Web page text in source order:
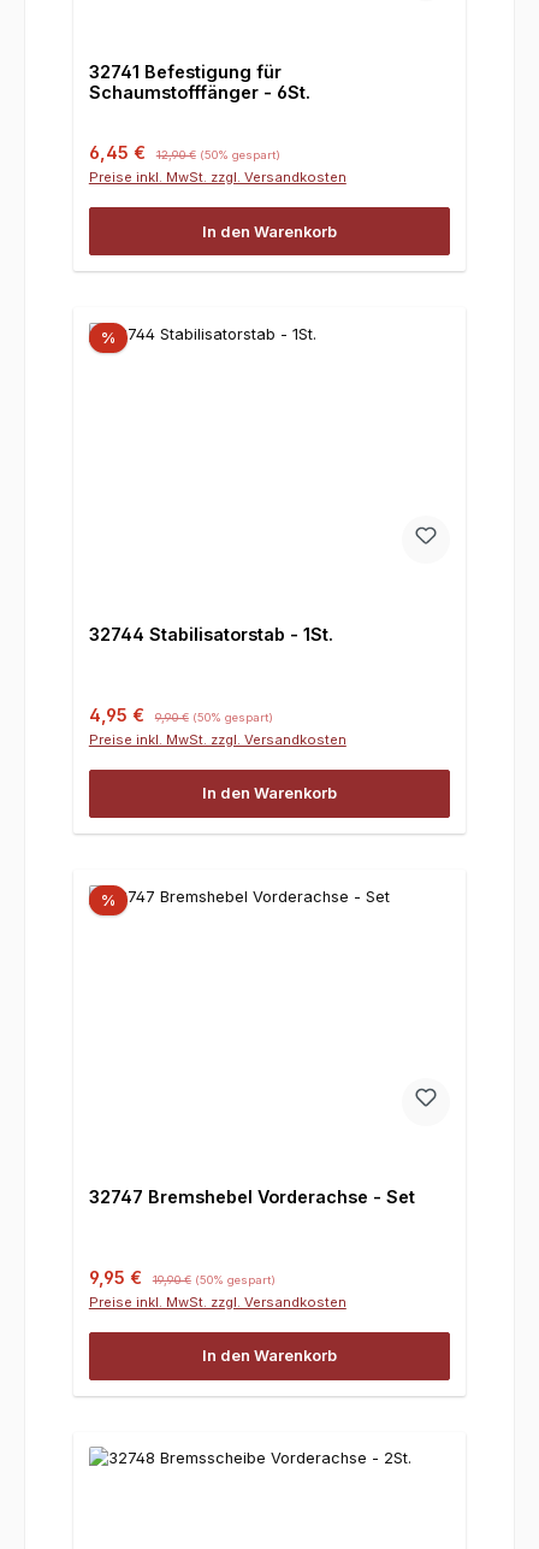
32741 Befestigung für
Schaumstofffänger - 6St.
Verkaufspreis:
6,45 € 12,90 € (50% gespart)
Preise inkl. MwSt. zzgl. Versandkosten
In den Warenkorb
%
32744 Stabilisatorstab - 1St.
Verkaufspreis:
4,95 € 9,90 € (50% gespart)
Preise inkl. MwSt. zzgl. Versandkosten
In den Warenkorb
%
32747 Bremshebel Vorderachse - Set
Verkaufspreis:
9,95 € 19,90 € (50% gespart)
Preise inkl. MwSt. zzgl. Versandkosten
In den Warenkorb